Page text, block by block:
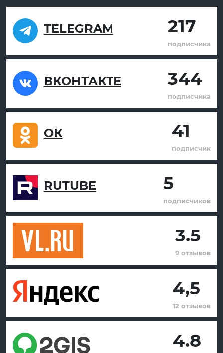
TELEGRAM 217
подписчика
ВКОНТАКТЕ 344
подписчика
ОК 41
подписчик
RUTUBE 5
подписчиков
3.5
9 отзывов
4,5
12 отзывов
4.8